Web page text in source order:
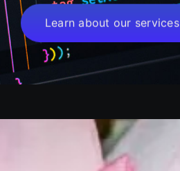
Learn about our services